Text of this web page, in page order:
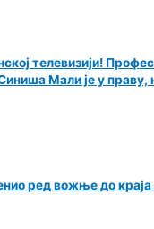
телевизији!
Мали је у праву,
ред вожње до краја